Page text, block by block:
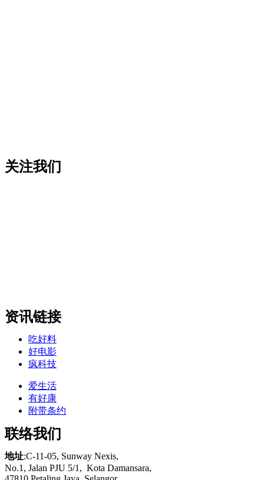
关注我们
资讯链接
吃好料
好电影
疯科技
爱生活
有好康
附带条约
联络我们
地址:C-11-05, Sunway Nexis,
No.1, Jalan PJU 5/1, Kota Damansara,